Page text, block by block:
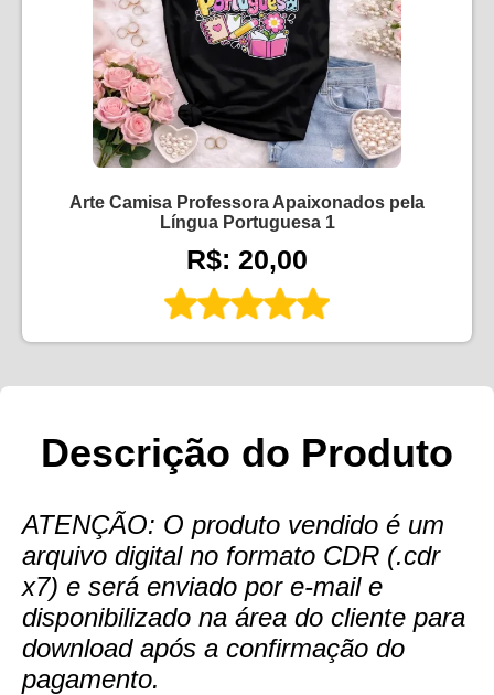
Arte Camisa Professora Apaixonados pela
Língua Portuguesa 1
R$: 20,00
Descrição do Produto
ATENÇÃO: O produto vendido é um
arquivo digital no formato CDR (.cdr
x7) e será enviado por e-mail e
disponibilizado na área do cliente para
download após a confirmação do
pagamento.